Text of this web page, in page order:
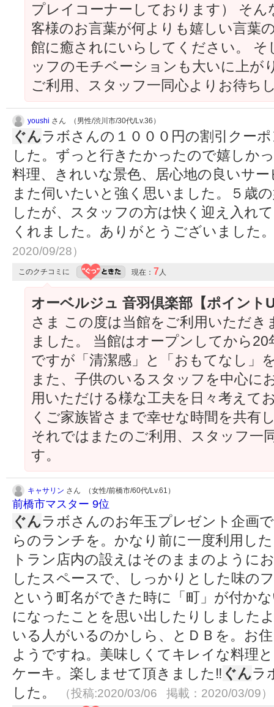
プレイコーナーしております） そ
客様のお言葉が何よりも嬉しい言葉
館に癒されにいらしてください。
ッフのモチベーションも大いに上が
ご利用、スタッフ一同心よりお待ち
youshi さん （男性/渋川市/30代/Lv.36）
ぐんラボさんの１０００円の割引クー
した。ずっと行きたかったので嬉しか
料理、きれいな景色、居心地の良いサ
また伺いたいと強く思いました。５歳
したが、スタッフの方は快く迎え入れ
くれました。ありがとうございました
2020/09/28）
このクチコミに 現在： 7人
オーベルジュ 音羽倶楽部【ポイント
さま この度は当館をご利用いただ
ました。 当館はオープンしてから
ですが「清潔感」と「おもてなし」
また、子供のいるスタッフを中心に
用いただける様な工夫を日々考えて
くご家族皆さまで幸せな時間を共有
それではまたのご利用、スタッフ一
す。
キャサリン さん （女性/前橋市/60代/Lv.61）
前橋市マスター 9位
ぐんラボさんのお年玉プレゼント企画
らのランチを。かなり前に一度利用し
トラン店内の設えはそのままのように
したスペースで、しっかりとした味の
という町名ができた時に「町」が付か
になったことを思い出したりしました
いる人がいるのかしら、とＤＢを。お
ようですね。美味しくてキレイな料理
ケーキ。楽しませて頂きました‼ ぐんラ
した。
（投稿:2020/03/06 掲載：2020/03/09）